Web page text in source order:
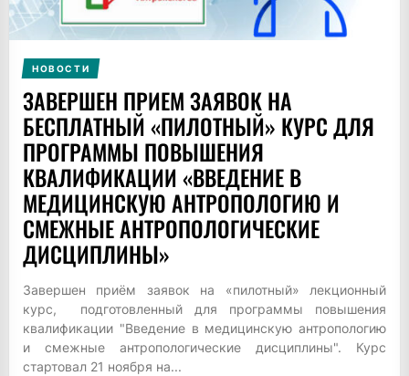
НОВОСТИ
ЗАВЕРШЕН ПРИЕМ ЗАЯВОК НА
БЕСПЛАТНЫЙ «ПИЛОТНЫЙ» КУРС ДЛЯ
ПРОГРАММЫ ПОВЫШЕНИЯ
КВАЛИФИКАЦИИ «ВВЕДЕНИЕ В
МЕДИЦИНСКУЮ АНТРОПОЛОГИЮ И
СМЕЖНЫЕ АНТРОПОЛОГИЧЕСКИЕ
ДИСЦИПЛИНЫ»
Завершен приём заявок на «пилотный» лекционный
курс, подготовленный для программы повышения
квалификации "Введение в медицинскую антропологию
и смежные антропологические дисциплины". Курс
стартовал 21 ноября на...